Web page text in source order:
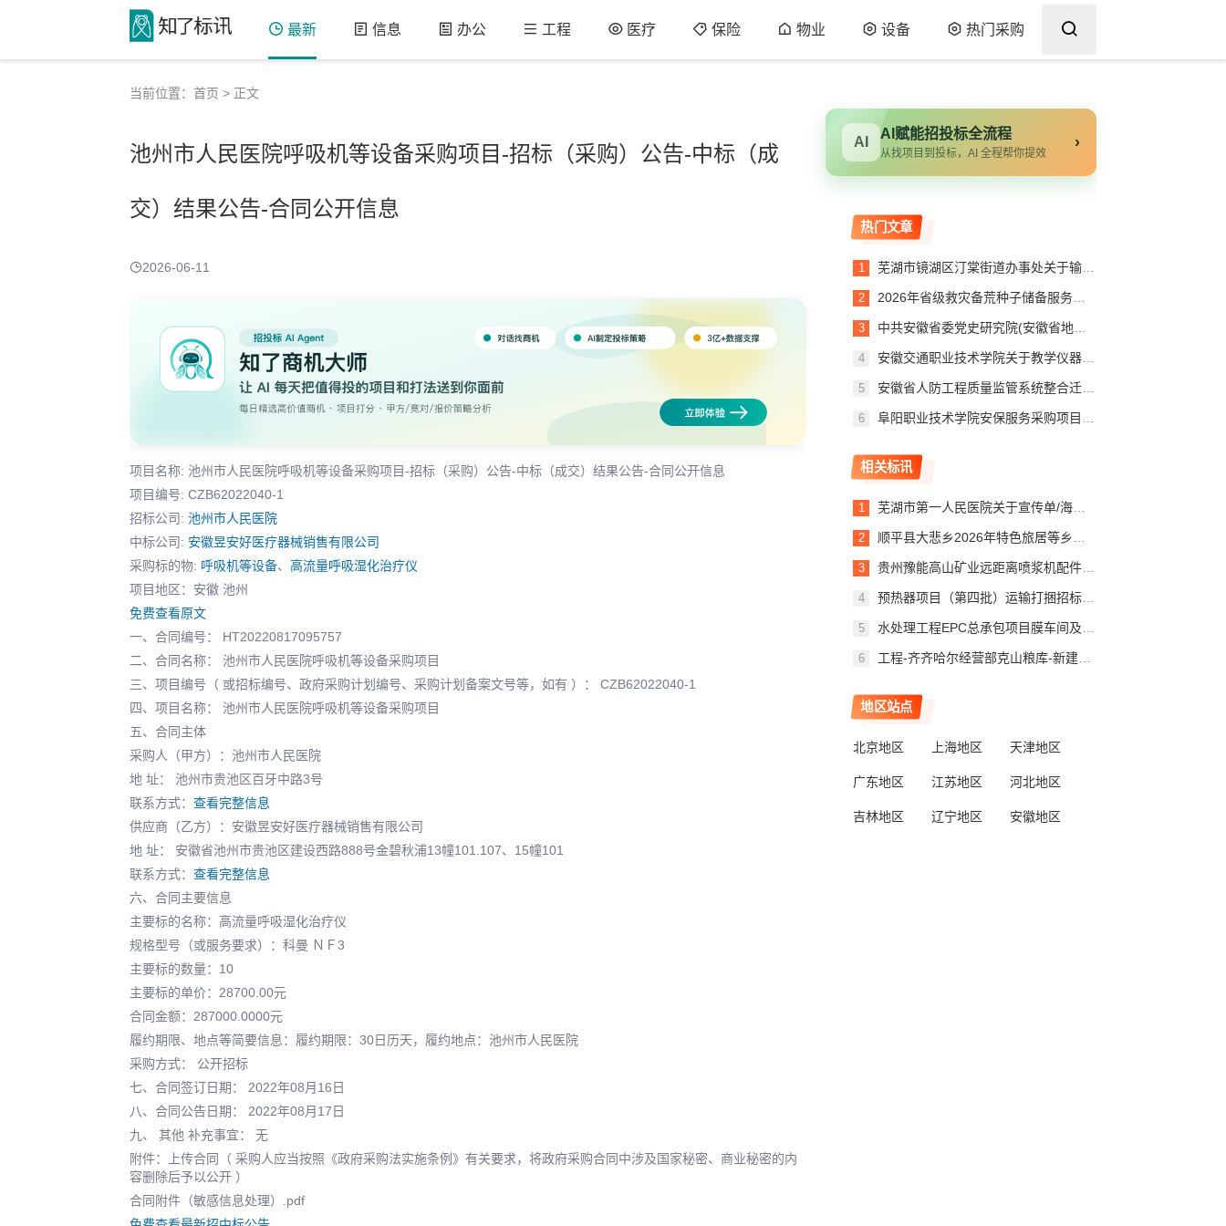
最新 信息 办公 工程 医疗 保险 物业 设备 热门采购
当前位置： 首页 > 正文
池州市人民医院呼吸机等设备采购项目-招标（采购）公告-中标（成
交）结果公告-合同公开信息
2026-06-11
项目名称: 池州市人民医院呼吸机等设备采购项目-招标（采购）公告-中标（成交）结果公告-合同公开信息
项目编号: CZB62022040-1
招标公司: 池州市人民医院
中标公司: 安徽昱安好医疗器械销售有限公司
采购标的物: 呼吸机等设备、 高流量呼吸湿化治疗仪
项目地区：安徽 池州
免费查看原文
一、合同编号： HT20220817095757
二、合同名称： 池州市人民医院呼吸机等设备采购项目
三、项目编号（ 或招标编号、政府采购计划编号、采购计划备案文号等，如有 ）： CZB62022040-1
四、项目名称： 池州市人民医院呼吸机等设备采购项目
五、合同主体
采购人（甲方）：池州市人民医院
地 址： 池州市贵池区百牙中路3号
联系方式： 查看完整信息
供应商（乙方）：安徽昱安好医疗器械销售有限公司
地 址： 安徽省池州市贵池区建设西路888号金碧秋浦13幢101.107、15幢101
联系方式： 查看完整信息
六、合同主要信息
主要标的名称：高流量呼吸湿化治疗仪
规格型号（或服务要求）：科曼 ＮＦ3
主要标的数量：10
主要标的单价：28700.00元
合同金额：287000.0000元
履约期限、地点等简要信息：履约期限：30日历天，履约地点：池州市人民医院
采购方式： 公开招标
七、合同签订日期： 2022年08月16日
八、合同公告日期： 2022年08月17日
九、 其他 补充事宜： 无
附件：上传合同（ 采购人应当按照《政府采购法实施条例》有关要求，将政府采购合同中涉及国家秘密、商业秘密的内
容删除后予以公开 ）
合同附件（敏感信息处理）.pdf
AI
AI赋能招投标全流程
从找项目到投标，AI 全程帮你提效
›
热门文章
芜湖市镜湖区汀棠街道办事处关于输入输出设备的网上超市采购项目合同履约验收公告
2026年省级救灾备荒种子储备服务第1包中标（成交）结果公告
中共安徽省委党史研究院(安徽省地方志研究院)关于特技视频处理设备的网上超市采购项目成交公告
安徽交通职业技术学院关于教学仪器的网上超市采购项目成交公告
安徽省人防工程质量监管系统整合迁移项目（第4包：软件测评服务和网络安全等级保护测评服务）公告
阜阳职业技术学院安保服务采购项目一包公开招标公告
相关标讯
芜湖市第一人民医院关于宣传单/海报/说明书的网上超市采购项目终止公告
顺平县大悲乡2026年特色旅居等乡村产业配套基础设施建设以工代赈项目竞争性磋商更正公告
贵州豫能高山矿业远距离喷浆机配件代储代销询比价采购异常公告
预热器项目（第四批）运输打捆招标-面向供应商公开招标变更公告(二次变更)
水处理工程EPC总承包项目膜车间及蒸发结晶间盐库联建土建工程-装饰工程劳务分包计划变更通知
工程-齐齐哈尔经营部克山粮库-新建化粪池采购项目(三次)竞价采购（分散含评审）公告第1次变更公告（0001标段：工程-齐齐哈尔经营部克山粮库-新建化粪池采购项目(三次)）
地区站点
北京地区 上海地区 天津地区
广东地区 江苏地区 河北地区
吉林地区 辽宁地区 安徽地区